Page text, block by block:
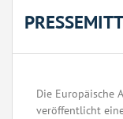
Die Europäische
veröffentlicht